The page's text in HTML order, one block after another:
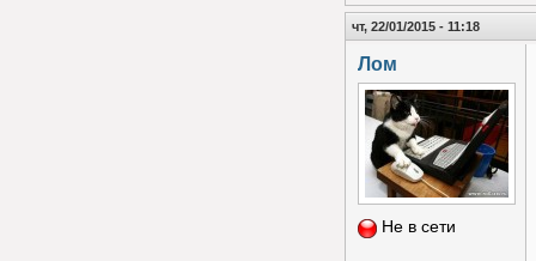
чт, 22/01/2015 - 11:18
Лом
Не в сети